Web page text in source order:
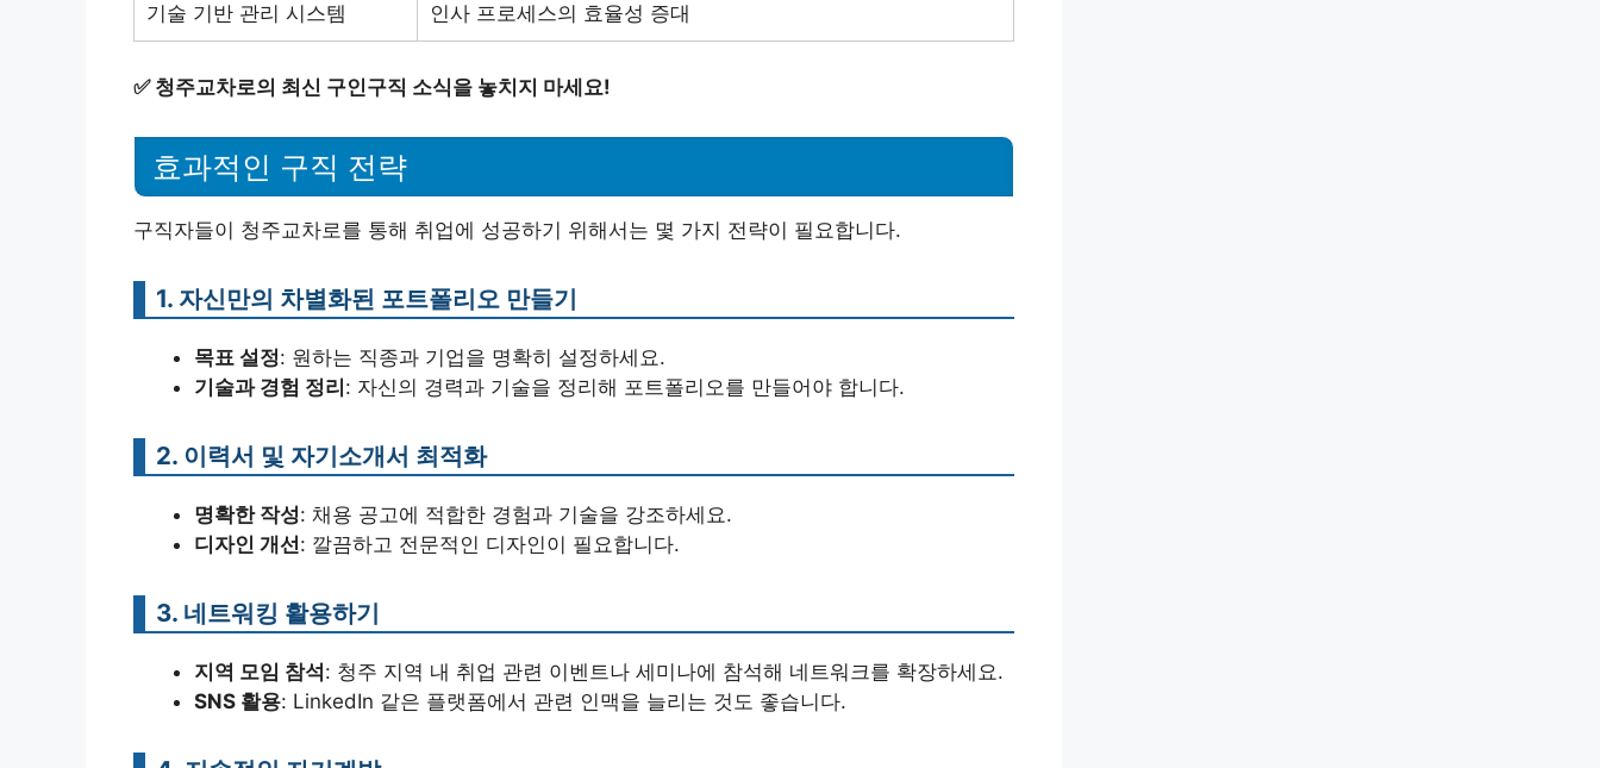
기술 기반 관리 시스템 인사 프로세스의 효율성 증대
✅ 청주교차로의 최신 구인구직 소식을 놓치지 마세요!
효과적인 구직 전략
구직자들이 청주교차로를 통해 취업에 성공하기 위해서는 몇 가지 전략이 필요합니다.
1. 자신만의 차별화된 포트폴리오 만들기
목표 설정: 원하는 직종과 기업을 명확히 설정하세요.
기술과 경험 정리 : 자신의 경력과 기술을 정리해 포트폴리오를 만들어야 합니다.
2. 이력서 및 자기소개서 최적화
명확한 작성: 채용 공고에 적합한 경험과 기술을 강조하세요.
디자인 개선: 깔끔하고 전문적인 디자인이 필요합니다.
3. 네트워킹 활용하기
지역 모임 참석 : 청주 지역 내 취업 관련 이벤트나 세미나에 참석해 네트워크를 확장하세요.
SNS 활용: LinkedIn 같은 플랫폼에서 관련 인맥을 늘리는 것도 좋습니다.